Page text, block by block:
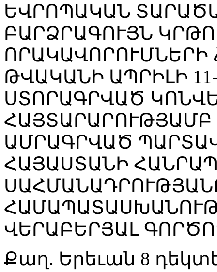
ԵՎՐՈՊԱԿԱՆ
ԲԱՐՁՐԱԳՈՒՅՆ
ՈՐԱԿԱՎՈՐՈՒՄՆԵՐԻ
ԹՎԱԿԱՆԻ ԱՊՐԻԼԻ
ՍՏՈՐԱԳՐՎԱԾ
ԱՄՐԱԳՐՎԱԾ
ՀԱՅԱՍՏԱՆԻ
ՎԵՐԱԲԵՐՅԱԼ
Քաղ. Երեւան 8